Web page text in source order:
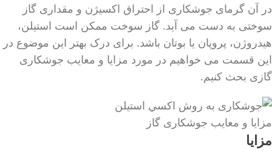
در آن گرمای جوشکاری از احتراق اکسیژن و مقداری گاز
سوختی به دست می آید. گاز سوخت ممکن است استیلن،
هیدروژن، پروپان یا بوتان باشد. برای درک بهتر این موضوع در
این قسمت می خواهیم در مورد مزایا و معایب جوشکاری
گازی بحث کنیم.
مزایا و معایب جوشکاری گاز
مزایا